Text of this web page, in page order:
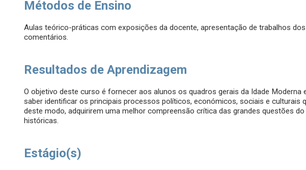
Métodos de Ensino
Aulas teórico-práticas com exposições da docente, apresentação de trabalhos
comentários.
Resultados de Aprendizagem
O objetivo deste curso é fornecer aos alunos os quadros gerais da Idade Moderna
saber identificar os principais processos políticos, económicos, sociais e culturais
deste modo, adquirirem uma melhor compreensão crítica das grandes questões
históricas.
Estágio(s)